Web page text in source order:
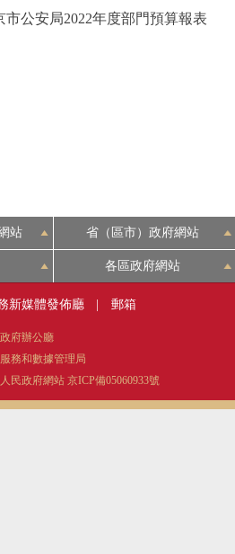
市公安局2022年度部門預算報表
站 省（區市）政府網站
各區政府網站
新媒體發佈廳 郵箱
府辦公廳
務和數據管理局
民政府網站 京ICP備05060933號